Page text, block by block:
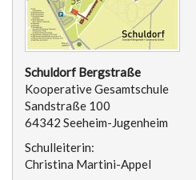
Schuldorf Bergstraße
Kooperative Gesamtschule
Sandstraße 100
64342 Seeheim-Jugenheim
Schulleiterin:
Christina Martini-Appel